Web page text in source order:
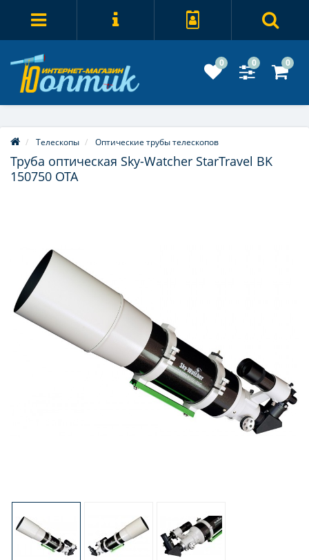
0 0 0
Телескопы Оптические трубы телескопов
Труба оптическая Sky-Watcher StarTravel BK
150750 OTA